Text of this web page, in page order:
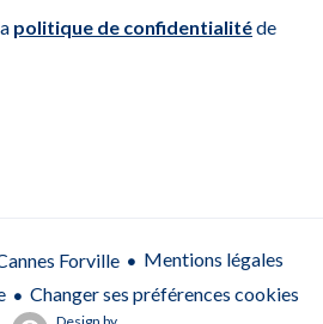
politique de confidentialitéde
Forville
Mentions légales
Changer ses préférences cookies